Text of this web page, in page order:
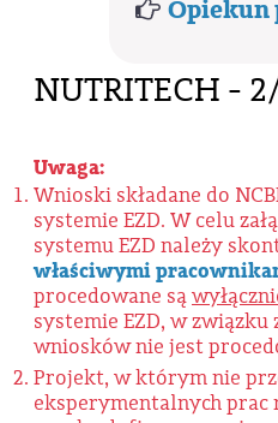
Opiekun
NUTRITECH -
Uwaga:
Wnioski składane do
systemie EZD. W celu
systemu EZD należy
właściwymi
procedowane są
systemie EZD, w
wniosków nie jest
Projekt, w którym nie
eksperymentalnych prac